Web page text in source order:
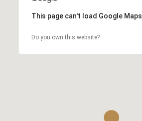
This page can't load Google
Do you own this website?